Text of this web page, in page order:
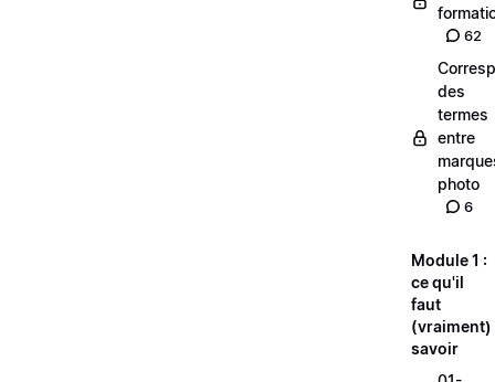
62
des
termes
entre
photo
6
Module 1 :
ce qu'il
faut
(vraiment)
savoir